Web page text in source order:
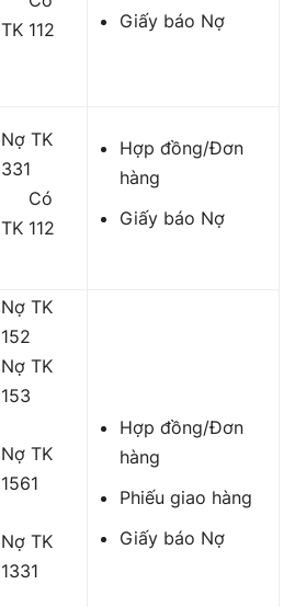
TK 112
Giấy báo Nợ
Nợ TK
331
Có
TK 112
Hợp đồng/Đơn
hàng
Giấy báo Nợ
Nợ TK
152
Nợ TK
153
Nợ TK
1561
Nợ TK
1331
Hợp đồng/Đơn
hàng
Phiếu giao hàng
Giấy báo Nợ